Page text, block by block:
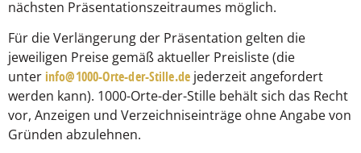
nächsten Präsentationszeitraumes möglich.
Für die Verlängerung der Präsentation gelten die
jeweiligen Preise gemäß aktueller Preisliste (die
unter info@1000-Orte-der-Stille.dejederzeit angefordert
werden kann). 1000-Orte-der-Stille behält sich das Recht
vor, Anzeigen und Verzeichniseinträge ohne Angabe von
Gründen abzulehnen.